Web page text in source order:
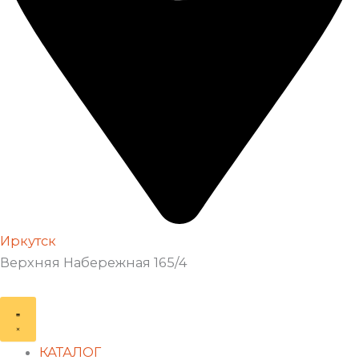
Иркутск
Верхняя Набережная 165/4
КАТАЛОГ